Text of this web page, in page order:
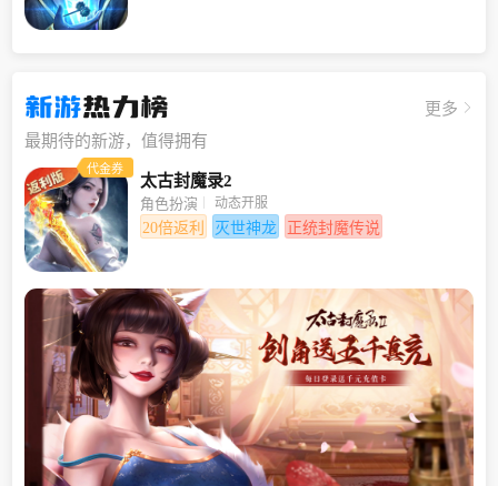
新游热力榜
更多
最期待的新游，值得拥有
代金券
太古封魔录2
角色扮演 动态开服
20倍返利 灭世神龙 正统封魔传说